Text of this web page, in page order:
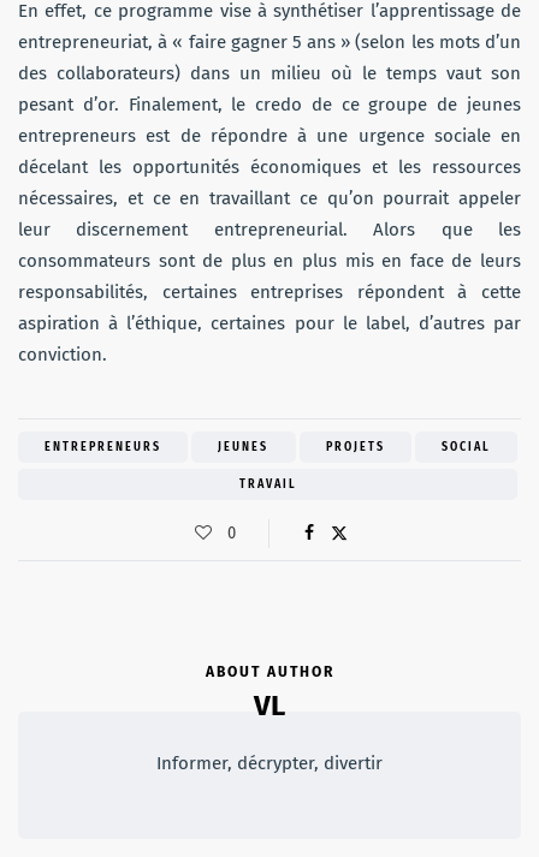
En effet, ce programme vise à synthétiser l’apprentissage de
entrepreneuriat, à « faire gagner 5 ans » (selon les mots d’un
des collaborateurs) dans un milieu où le temps vaut son
pesant d’or. Finalement, le credo de ce groupe de jeunes
entrepreneurs est de répondre à une urgence sociale en
décelant les opportunités économiques et les ressources
nécessaires, et ce en travaillant ce qu’on pourrait appeler
leur discernement entrepreneurial. Alors que les
consommateurs sont de plus en plus mis en face de leurs
responsabilités, certaines entreprises répondent à cette
aspiration à l’éthique, certaines pour le label, d’autres par
conviction.
ENTREPRENEURS JEUNES PROJETS SOCIAL
TRAVAIL
0
ABOUT AUTHOR
VL
Informer, décrypter, divertir